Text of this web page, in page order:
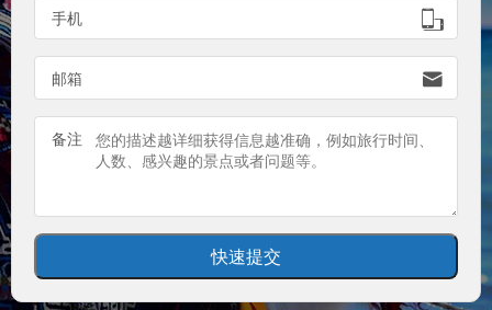
手机 
邮箱 
备注